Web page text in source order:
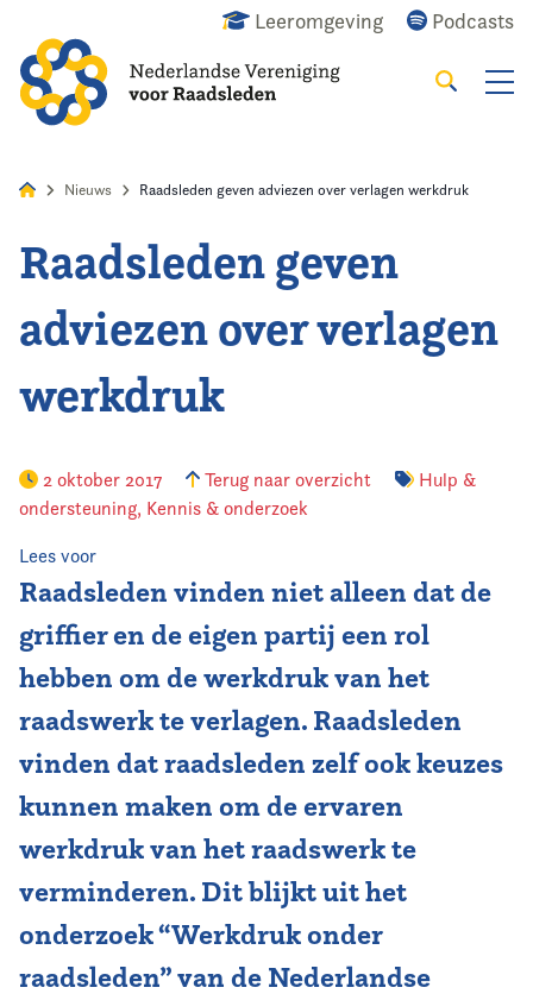
Leeromgeving Podcasts
Zoeken
Home
Agenda
Nieuws
Kennis & Informatie
Vereniging
Contact
Nieuws Raadsleden geven adviezen over verlagen werkdruk
Raadsleden geven
adviezen over verlagen
werkdruk
2 oktober 2017 Terug naar overzicht
Hulp &
ondersteuning, Kennis & onderzoek
Lees voor
Raadsleden vinden niet alleen dat de
griffier en de eigen partij een rol
hebben om de werkdruk van het
raadswerk te verlagen. Raadsleden
vinden dat raadsleden zelf ook keuzes
kunnen maken om de ervaren
werkdruk van het raadswerk te
verminderen. Dit blijkt uit het
onderzoek “Werkdruk onder
raadsleden” van de Nederlandse